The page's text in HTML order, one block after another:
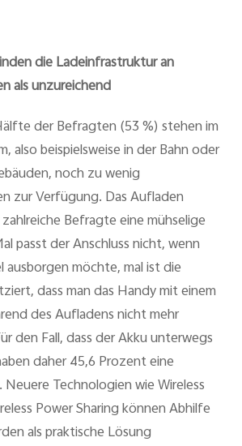
die Ladeinfrastruktur an
als unzureichend
der Befragten (53 %) stehen im
also beispielsweise in der Bahn oder
noch zu wenig
zur Verfügung. Das Aufladen
Befragte eine mühselige
passt der Anschluss nicht, wenn
ausborgen möchte, mal ist die
dass man das Handy mit einem
des Aufladens nicht mehr
den Fall, dass der Akku unterwegs
daher 45,6 Prozent eine
Neuere Technologien wie Wireless
Power Sharing können Abhilfe
als praktische Lösung